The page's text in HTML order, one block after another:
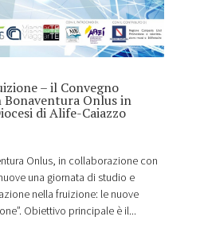
– il Convegno
Bonaventura Onlus in
di Alife-Caiazzo
Onlus, in collaborazione con
una giornata di studio e
nella fruizione: le nuove
Obiettivo principale è il...